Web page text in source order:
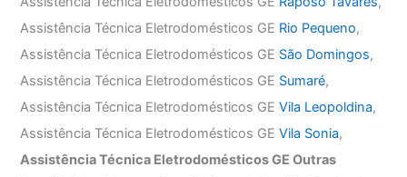
Assistência Técnica Eletrodomésticos GE Rio Pequeno,
Assistência Técnica Eletrodomésticos GE São Domingos,
Assistência Técnica Eletrodomésticos GE Sumaré,
Assistência Técnica Eletrodomésticos GEVila Leopoldina,
Assistência Técnica Eletrodomésticos GEVila Sonia,
Assistência Técnica Eletrodomésticos GE Outras